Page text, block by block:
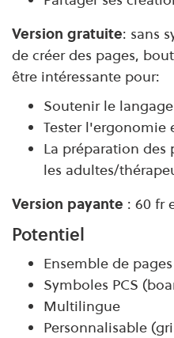
Version gratuite: sans
de créer des pages,
être intéressante pour:
Soutenir le
Tester
La préparation des
les adultes/
Version payante : 60 fr
Potentiel
Ensemble de
Symboles PCS
Multilingue
Personnalisable